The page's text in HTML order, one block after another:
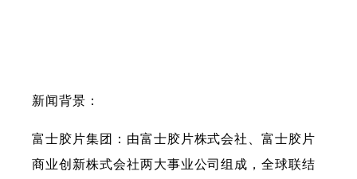
新闻背景：
富士胶片集团：由富士胶片株式会社、富士胶片
商业创新株式会社两大事业公司组成，全球联结